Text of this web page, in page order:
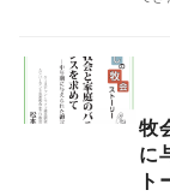
牧
に